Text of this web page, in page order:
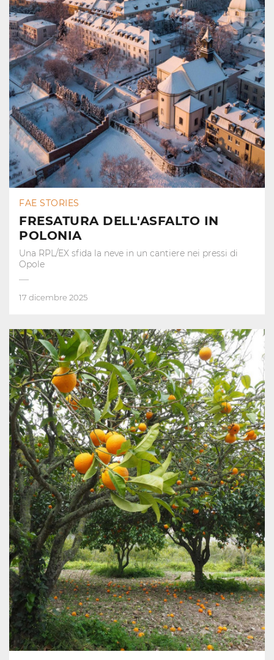
FAE STORIES
FRESATURA DELL'ASFALTO IN
POLONIA
Una RPL/EX sfida la neve in un cantiere nei pressi di
Opole
17 dicembre 2025